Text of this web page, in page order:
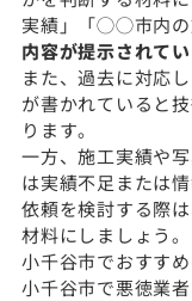
実績」「◯◯市内の
内容が提示されて
また、過去に対応
が書かれていると
ります。
一方、施工実績や
は実績不足または
依頼を検討する際
材料にしましょう。
小千谷市でおすす
小千谷市で悪徳業